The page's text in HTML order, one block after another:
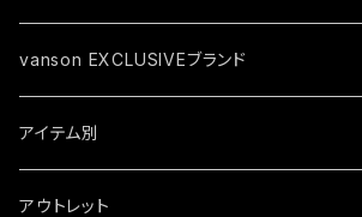
秋冬モデル
グローブ
キャップ
ソックス
春夏モデル
秋冬モデル
トップス
ジャケット
春夏モデル
秋冬モデル
トップス
vanson EXCLUSIVEブランド
ジャケット
春夏モデル
トップス
アイテム別
ジャケット
アウトレット